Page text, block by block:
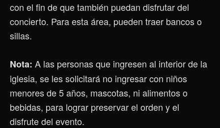
con el fin de que también puedan disfrutar del
concierto. Para esta área, pueden traer bancos o
sillas.
Nota: A las personas que ingresen al interior de la
iglesia, se les solicitará no ingresar con niños
menores de 5 años, mascotas, ni alimentos o
bebidas, para lograr preservar el orden y el
disfrute del evento.